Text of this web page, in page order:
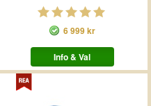
6 999 kr
Info & Val